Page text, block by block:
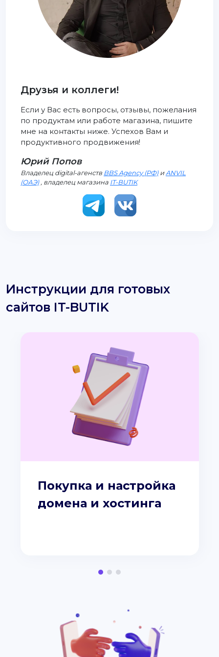
Друзья и коллеги!
Если у Вас есть вопросы, отзывы, пожелания
по продуктам или работе магазина, пишите
мне на контакты ниже. Успехов Вам и
продуктивного продвижения!
Юрий Попов
Владелец digital-агенств BBS Agency (РФ)иANVIL
(ОАЭ), владелец магазина IT-BUTIK
Инструкции для готовых
сайтов IT-BUTIK
Покупка и настройка
домена и хостинга